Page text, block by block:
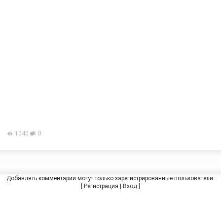
1040 0
Добавлять комментарии могут только зарегистрированные пользователи.
Регистрация | Вход